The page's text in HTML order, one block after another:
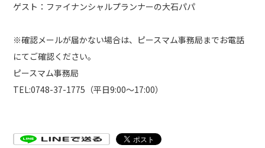
ゲスト：ファイナンシャルプランナーの大石パパ
※確認メールが届かない場合は、ピースマム事務局までお電話
にてご確認ください。
ピースマム事務局
TEL:0748-37-1775（平日9:00～17:00）